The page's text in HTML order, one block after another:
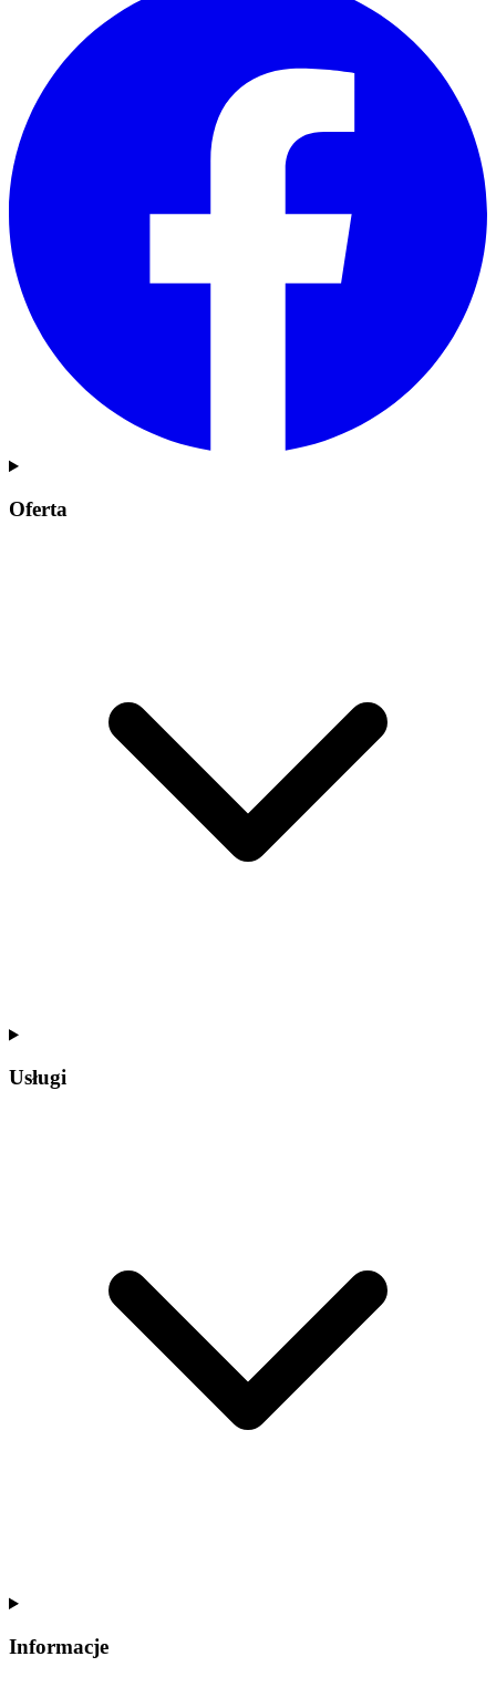
Oferta
Usługi
Informacje